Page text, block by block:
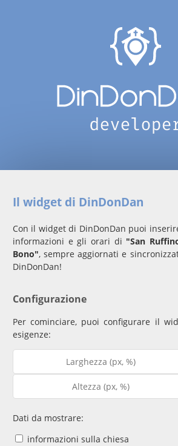
Il widget di DinDonDan
Con il widget di DinDonDan puoi
informazioni e gli orari di "San
Bono", sempre aggiornati e
DinDonDan!
Configurazione
Per cominciare, puoi configurare il
esigenze:
Dati da mostrare:
informazioni sulla chiesa